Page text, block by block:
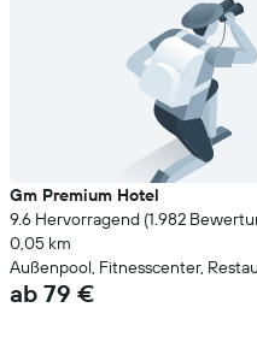
Gm Premium Hotel
9.6 Hervorragend (1.982
0,05 km
Außenpool, Fitnesscenter,
ab 79 €